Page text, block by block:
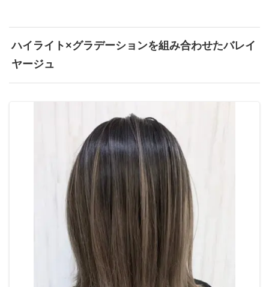
ハイライト×グラデーションを組み合わせたバレイ
ヤージュ